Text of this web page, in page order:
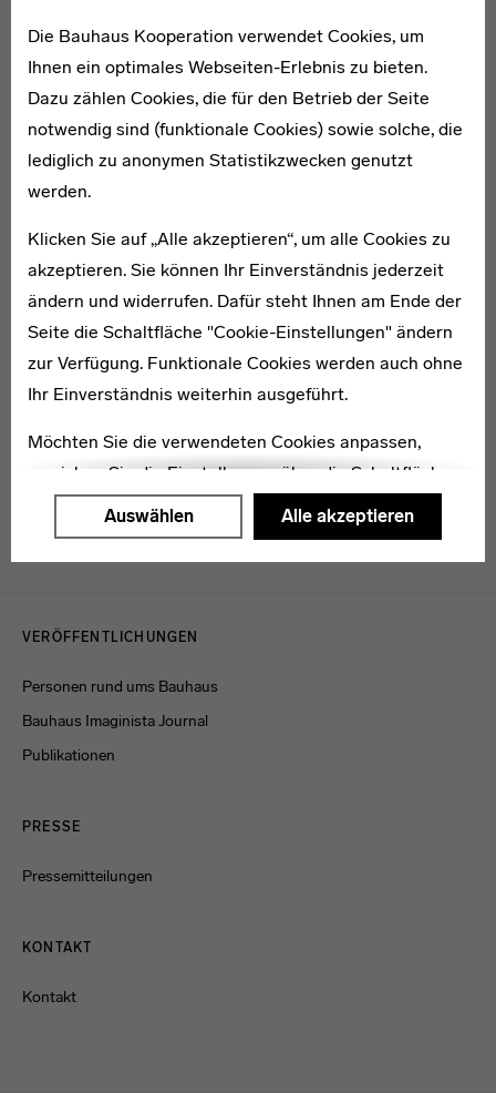
Die Bauhaus Kooperation verwendet Cookies, um
Ihnen ein optimales Webseiten-Erlebnis zu bieten.
Dazu zählen Cookies, die für den Betrieb der Seite
notwendig sind (funktionale Cookies) sowie solche, die
lediglich zu anonymen Statistikzwecken genutzt
werden.
Klicken Sie auf „Alle akzeptieren“, um alle Cookies zu
akzeptieren. Sie können Ihr Einverständnis jederzeit
ändern und widerrufen. Dafür steht Ihnen am Ende der
Seite die Schaltfläche "Cookie-Einstellungen" ändern
zur Verfügung. Funktionale Cookies werden auch ohne
Ihr Einverständnis weiterhin ausgeführt.
Möchten Sie die verwendeten Cookies anpassen,
erreichen Sie die Einstellungen über die Schaltfläche
"Auswählen".
Auswählen Alle akzeptieren
Benno Hausmann
1889–1919
Martha Keil
* 1903
VERÖFFENTLICHUNGEN
Personen rund ums Bauhaus
Bauhaus Imaginista Journal
Publikationen
PRESSE
Pressemitteilungen
KONTAKT
Kontakt